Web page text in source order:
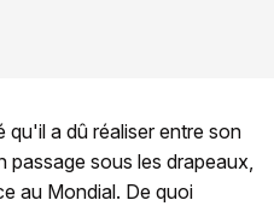
qu'il a dû réaliser entre son
passage sous les drapeaux,
au Mondial. De quoi